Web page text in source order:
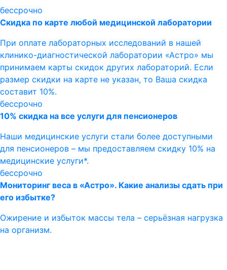
бессрочно
Скидка по карте любой медицинской лаборатории
При оплате лабораторных исследований в нашей
клинико-диагностической лаборатории «Астро» мы
принимаем карты скидок других лабораторий. Если
размер скидки на карте не указан, то Ваша скидка
составит 10%.
бессрочно
10% скидка на все услуги для пенсионеров
Наши медицинские услуги стали более доступными
для пенсионеров – мы предоставляем скидку 10% на
медицинские услуги*.
бессрочно
Мониторинг веса в «Астро». Какие анализы сдать при
его избытке?
Ожирение и избыток массы тела – серьёзная нагрузка
на организм.